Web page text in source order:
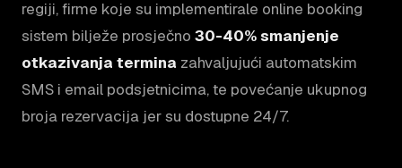
regiji, firme koje su implementirale online booking
sistem bilježe prosječno 30-40% smanjenje
otkazivanja termina zahvaljujući automatskim
SMS i email podsjetnicima, te povećanje ukupnog
broja rezervacija jer su dostupne 24/7.